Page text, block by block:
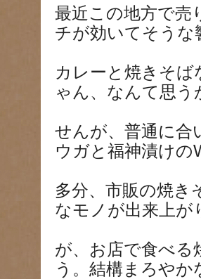
最近この地方で売
チが効いてそうな
カレーと焼きそ
ゃん、なんて思う
せんが、普通に合
ウガと福神漬けの
多分、市販の焼き
なモノが出来上が
が、お店で食べる
う。結構まろやか